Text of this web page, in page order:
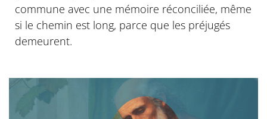
commune avec une mémoire réconciliée, même
si le chemin est long, parce que les préjugés
demeurent.